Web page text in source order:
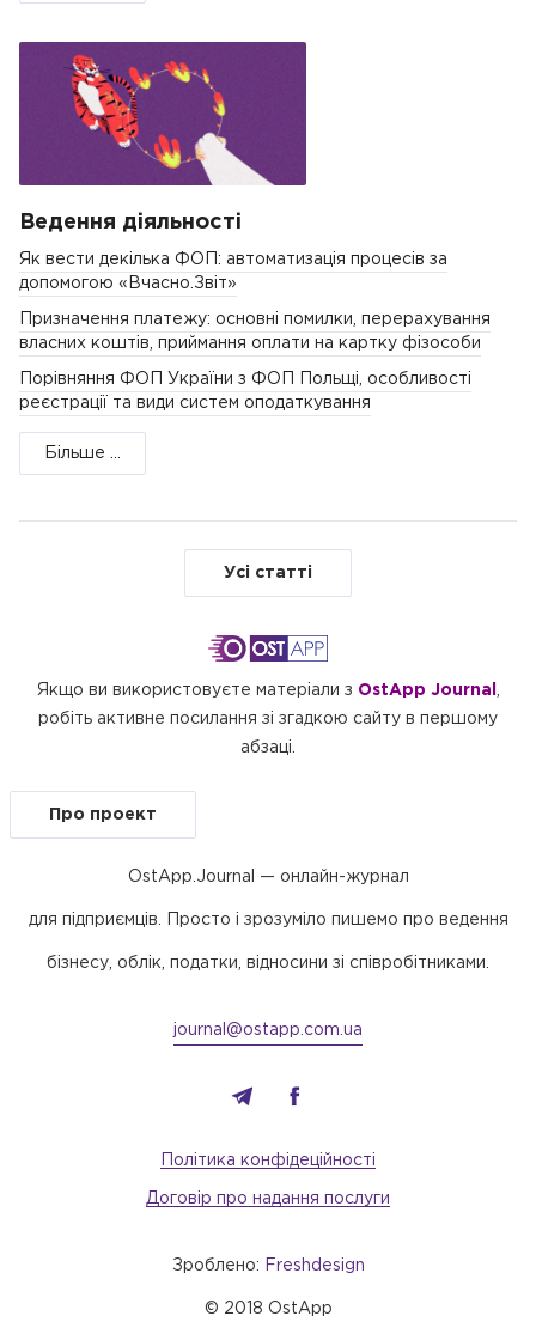
Ведення діяльності
Як вести декілька ФОП: автоматизація процесів за
допомогою «Вчасно.Звіт»
Призначення платежу: основні помилки, перерахування
власних коштів, приймання оплати на картку фізособи
Порівняння ФОП України з ФОП Польщі, особливості
реєстрації та види систем оподаткування
Більше ...
Усі статті
Якщо ви використовуєте матеріали з OstApp Journal
робіть активне посилання зі згадкою сайту в першому
абзаці.
Про проект
OstApp.Journal — онлайн-журнал
для підприємців. Просто і зрозуміло пишемо про ведення
бізнесу, облік, податки, відносини зі співробітниками.
Зроблено: Freshdesign
© 2018 OstApp
journal@ostapp.com.ua
Політика конфідеційності
Договір про надання послуги